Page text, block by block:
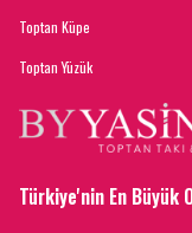
Toptan Küpe
Toptan Yüzük
Türkiye'nin En Büyük